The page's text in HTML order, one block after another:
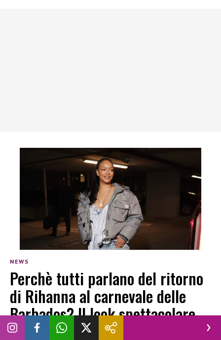
NEWS
Perchè tutti parlano del ritorno
di Rihanna al carnevale delle
Barbados? Il look spettacolare
SARA GUGLIELMETTI 5 AGOSTO 2026